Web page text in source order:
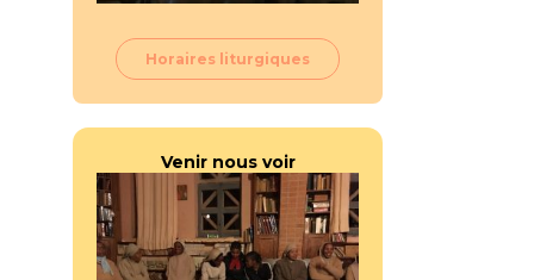
Horaires liturgiques
Venir nous voir